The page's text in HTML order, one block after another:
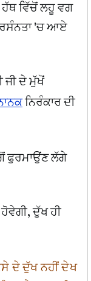
ਹੱਥ ਵਿੱਚੋਂ ਲਹੂ ਵਗ
'ਚ ਆਏ
ਜੀ ਦੇ ਮੁੱਖੋਂ
ਨਿਰੰਕਾਰ ਦੀ
ਫੁਰਮਾਉਂਣ ਲੱਗੇ
ਦੁੱਖ ਹੀ
ਦੇ ਦੁੱਖ ਨਹੀਂ ਦੇਖ